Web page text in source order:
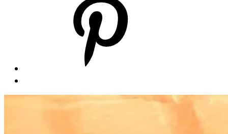
nahoru